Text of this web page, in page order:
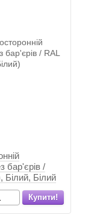
бар'єрів /
Білий, Білий
Купити!